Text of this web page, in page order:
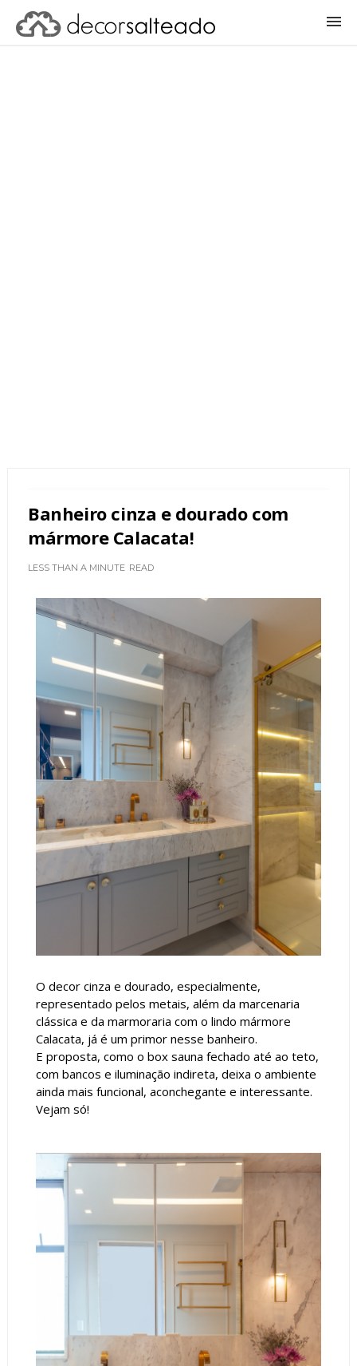
Banheiro cinza e dourado com
mármore Calacata!
LESS THAN A MINUTE READ
O decor cinza e dourado, especialmente,
representado pelos metais, além da marcenaria
clássica e da marmoraria com o lindo mármore
Calacata, já é um primor nesse banheiro.
E proposta, como o box sauna fechado até ao teto,
com bancos e iluminação indireta, deixa o ambiente
ainda mais funcional, aconchegante e interessante.
Vejam só!